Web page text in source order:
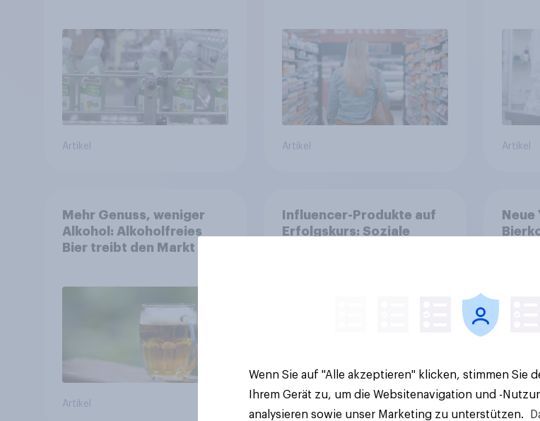
Artikel Artikel Artikel
Mehr Genuss, weniger
Alkohol: Alkoholfreies
Bier treibt den Markt in
Artikel
Influencer-Produkte auf
Erfolgskurs: Soziale
um
Wenn Sie auf "Alle akzeptieren" klicken, stimmen Sie
Ihrem Gerät zu, um die Websitenavigation und -
analysieren sowie unser Marketing zu unterstützen.